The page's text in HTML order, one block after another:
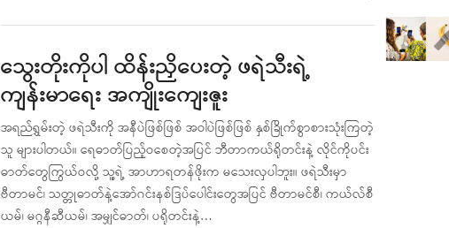
post
သွေးတိုးကိုပါ ထိန်းညှိပေးတဲ့ ဖရဲသီးရဲ့
ကျန်းမာရေး အကျိုးကျေးဇူး
အရည်ရွှမ်းတဲ့ ဖရဲသီးကို အနီပဲဖြစ်ဖြစ် အဝါပဲဖြစ်ဖြစ် နှစ်ခြိုက်စွာစားသုံးကြတဲ့
သူ များပါတယ်။ ရေဓာတ်ပြည့်ဝစေတဲ့အပြင် ဘီတာကယ်ရိုတင်းနဲ့ လိုင်ကိုပင်း
ဓာတ်တွေကြွယ်ဝလို့ သူ့ရဲ့ အာဟာရတန်ဖိုးက မသေးလှပါဘူး။ ဖရဲသီးမှာ
ဗီတာမင်၊ သတ္တုဓာတ်နဲ့အော်ဂင်းနစ်ဒြပ်ပေါင်းတွေအပြင် ဗီတာမင်စီ၊ ကယ်လ်စီ
ယမ်၊ မဂ္ဂနီဆီယမ်၊ အမျှင်ဓာတ်၊ ပရိုတင်းနဲ့…